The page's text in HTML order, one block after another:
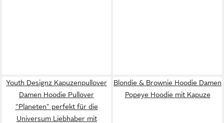
Youth Designz Kapuzenpullover
Damen Hoodie Pullover
"Planeten" perfekt für die
Universum Liebhaber mit
Blondie & Brownie Hoodie Damen
Popeye Hoodie mit Kapuze